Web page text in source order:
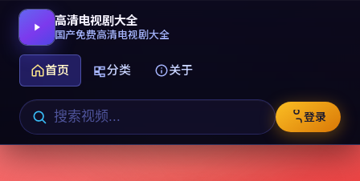
高清电视剧大全
国产免费高清电视剧大全
首页 分类 关于
登录